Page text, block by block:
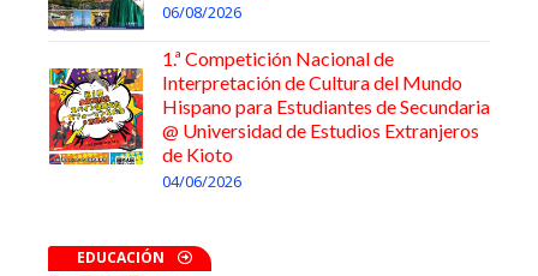
06/08/2026
1.ª Competición Nacional de
Interpretación de Cultura del Mundo
Hispano para Estudiantes de Secundaria
@ Universidad de Estudios Extranjeros
de Kioto
04/06/2026
EDUCACIÓN